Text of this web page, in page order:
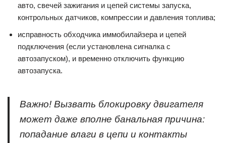
авто, свечей зажигания и цепей системы запуска,
контрольных датчиков, компрессии и давления топлива;
исправность обходчика иммобилайзера и цепей
подключения (если установлена сигналка с
автозапуском), и временно отключить функцию
автозапуска.
Важно! Вызвать блокировку двигателя
может даже вполне банальная причина:
попадание влаги в цепи и контакты